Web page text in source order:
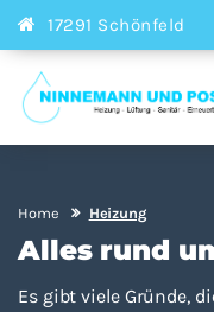
17291 Schönfeld
Home Heizung
Alles rund
Es gibt viele Gründe,